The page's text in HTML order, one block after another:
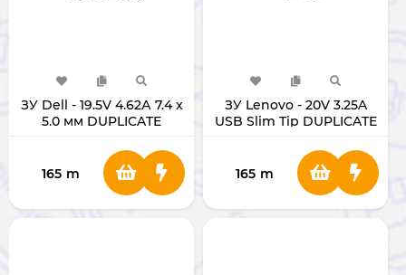
ЗУ Dell - 19.5V 4.62А 7.4 x
5.0 мм DUPLICATE
165 m
ЗУ Lenovo - 20V 3.25A
USB Slim Tip DUPLICATE
165 m